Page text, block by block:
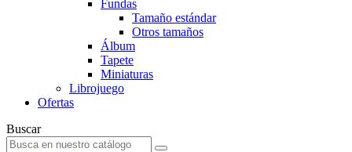
Fundas
Tamaño estándar
Otros tamaños
Álbum
Tapete
Miniaturas
Librojuego
Ofertas
Buscar